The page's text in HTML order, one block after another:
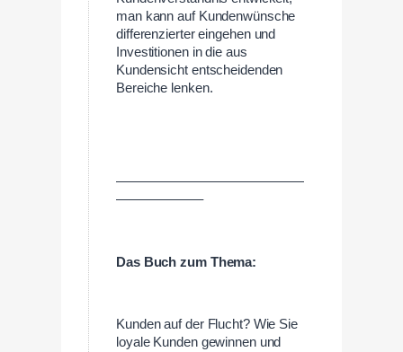
man kann auf Kundenwünsche
differenzierter eingehen und
Investitionen in die aus
Kundensicht entscheidenden
Bereiche lenken.
——————————————
——————–
Das Buch zum Thema:
Kunden auf der Flucht? Wie Sie
loyale Kunden gewinnen und